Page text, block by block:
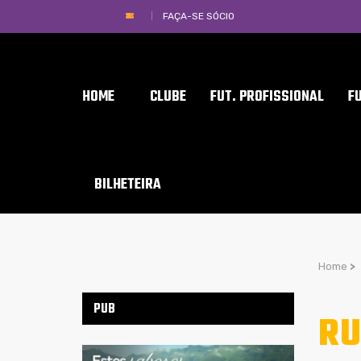
FAÇA-SE SÓCIO
HOME CLUBE FUT. PROFISSIONAL
BILHETEIRA
Home >
PUB